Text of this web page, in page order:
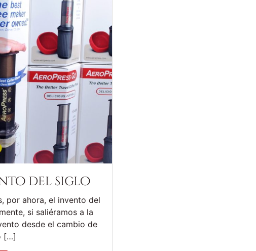
del siglo
por ahora, el invento del
si saliéramos a la
desde el cambio de
[…]